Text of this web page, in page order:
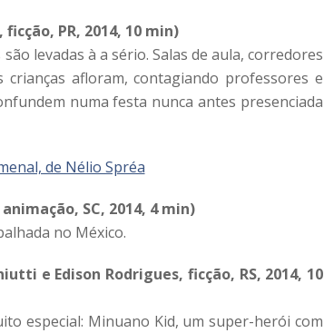
PR, 2014, 10 min)
levadas à a sério. Salas de aula, corredores
afloram, contagiando professores e
numa festa nunca antes presenciada
SC, 2014, 4 min)
no México.
e Edison Rodrigues, ficção, RS, 2014, 10
especial: Minuano Kid, um super-herói com